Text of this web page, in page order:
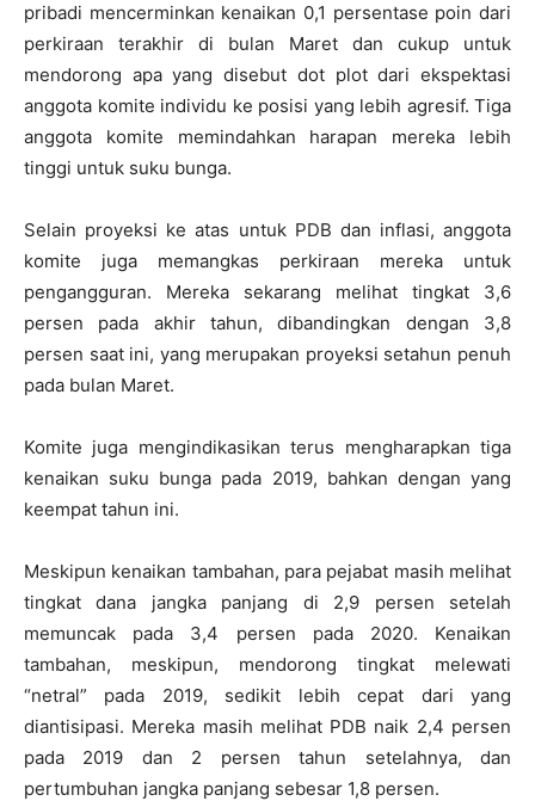
pribadi mencerminkan kenaikan 0,1 persentase poin dari
perkiraan terakhir di bulan Maret dan cukup untuk
mendorong apa yang disebut dot plot dari ekspektasi
anggota komite individu ke posisi yang lebih agresif. Tiga
anggota komite memindahkan harapan mereka lebih
tinggi untuk suku bunga.
Selain proyeksi ke atas untuk PDB dan inflasi, anggota
komite juga memangkas perkiraan mereka untuk
pengangguran. Mereka sekarang melihat tingkat 3,6
persen pada akhir tahun, dibandingkan dengan 3,8
persen saat ini, yang merupakan proyeksi setahun penuh
pada bulan Maret.
Komite juga mengindikasikan terus mengharapkan tiga
kenaikan suku bunga pada 2019, bahkan dengan yang
keempat tahun ini.
Meskipun kenaikan tambahan, para pejabat masih melihat
tingkat dana jangka panjang di 2,9 persen setelah
memuncak pada 3,4 persen pada 2020. Kenaikan
tambahan, meskipun, mendorong tingkat melewati
“netral” pada 2019, sedikit lebih cepat dari yang
diantisipasi. Mereka masih melihat PDB naik 2,4 persen
pada 2019 dan 2 persen tahun setelahnya, dan
pertumbuhan jangka panjang sebesar 1,8 persen.